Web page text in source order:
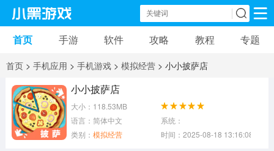
手机游戏 手机软件
安卓游戏 卡牌游戏
益智游戏 音乐游戏 传奇游戏
首页 手游 软件 攻略 教程 专题
首页 > 手机应用 > 手机游戏 > 模拟经营 > 小小披萨店
小小披萨店
大小：118.53MB
语言：简体中文
系统：
类别： 模拟经营 时间：2025-08-18 13:16:08